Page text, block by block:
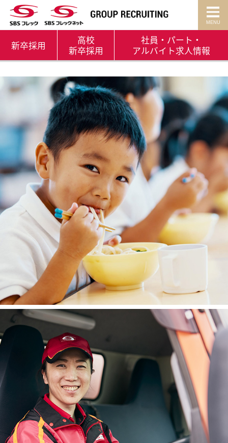
新卒採用
高校
新卒採用
社員・パート・
アルバイト求人情報